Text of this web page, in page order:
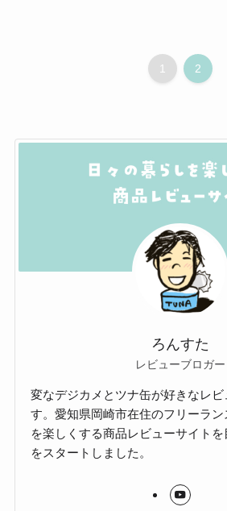
1 2
ろんすた
レビューブロガー
変なデジカメとツナ缶が好きなレ
す。愛知県岡崎市在住のフリーラ
を楽しくする商品レビューサイト
をスタートしました。